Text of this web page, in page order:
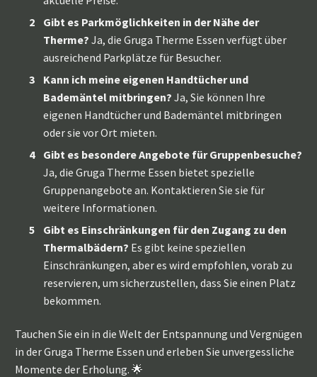
Gibt es Parkmöglichkeiten in der Nähe der
Therme? Ja, die Gruga Therme Essen verfügt über
ausreichend Parkplätze für Besucher.
Kann ich meine eigenen Handtücher und
Bademäntel mitbringen? Ja, Sie können Ihre
eigenen Handtücher und Bademäntel mitbringen
oder sie vor Ort mieten.
Gibt es besondere Angebote für Gruppenbesuche?
Ja, die Gruga Therme Essen bietet spezielle
Gruppenangebote an. Kontaktieren Sie sie für
weitere Informationen.
Gibt es Einschränkungen für den Zugang zu den
Thermalbädern? Es gibt keine speziellen
Einschränkungen, aber es wird empfohlen, vorab zu
reservieren, um sicherzustellen, dass Sie einen Platz
bekommen.
Tauchen Sie ein in die Welt der Entspannung und Vergnügen
in der Gruga Therme Essen und erleben Sie unvergessliche
Momente der Erholung. 🌟